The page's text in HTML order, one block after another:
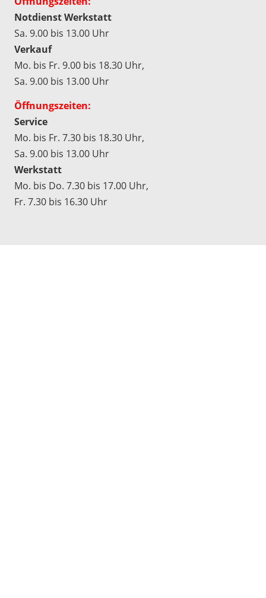
Notdienst Werkstatt
Sa. 9.00 bis 13.00 Uhr
Verkauf
Mo. bis Fr. 9.00 bis 18.30 Uhr,
Sa. 9.00 bis 13.00 Uhr
Öffnungszeiten:
Service
Mo. bis Fr. 7.30 bis 18.30 Uhr,
Sa. 9.00 bis 13.00 Uhr
Werkstatt
Mo. bis Do. 7.30 bis 17.00 Uhr,
Fr. 7.30 bis 16.30 Uhr